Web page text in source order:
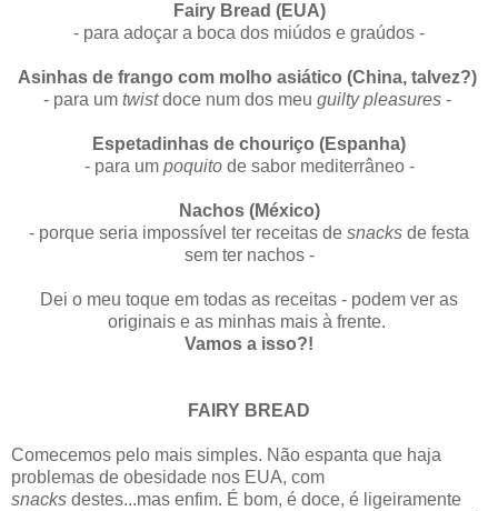
Fairy Bread (EUA)
- para adoçar a boca dos miúdos e graúdos -
Asinhas de frango com molho asiático (China, talvez?)
- para um twistdoce num dos meu guilty pleasures-
Espetadinhas de chouriço (Espanha)
- para um poquitode sabor mediterrâneo -
Nachos (México)
- porque seria impossível ter receitas de snacks de festa
sem ter nachos -
Dei o meu toque em todas as receitas - podem ver as
originais e as minhas mais à frente.
Vamos a isso?!
FAIRY BREAD
Comecemos pelo mais simples. Não espanta que haja
problemas de obesidade nos EUA, com
snacks destes...mas enfim. É bom, é doce, é ligeiramente